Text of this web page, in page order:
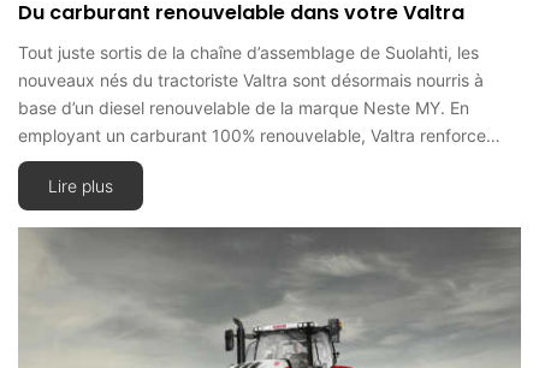
Du carburant renouvelable dans votre Valtra
Tout juste sortis de la chaîne d’assemblage de Suolahti, les
nouveaux nés du tractoriste Valtra sont désormais nourris à
base d’un diesel renouvelable de la marque Neste MY. En
employant un carburant 100% renouvelable, Valtra renforce…
Lire plus